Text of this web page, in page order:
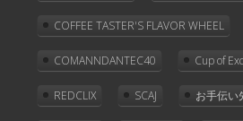
COFFEE TASTER'S FLAVOR WHEEL
COMANNDANTEC40 Cup of
REDCLIX SCAJ お手伝い